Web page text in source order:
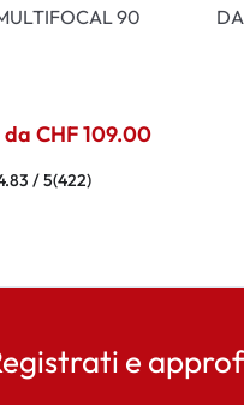
90
da CHF 109.00
/ 5(422)
e